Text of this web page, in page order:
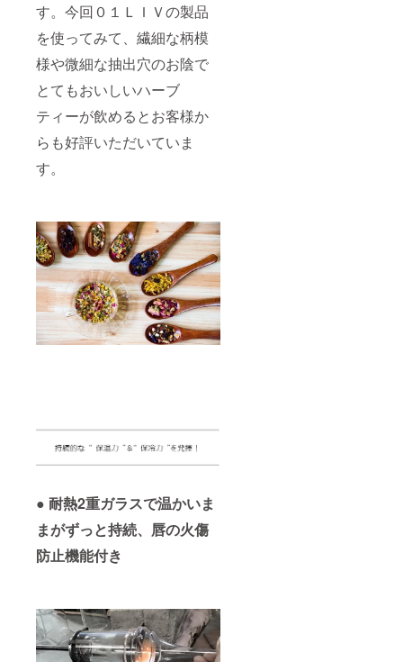
す。今回０１ＬＩＶの製品
を使ってみて、繊細な柄模
様や微細な抽出穴のお陰で
とてもおいしいハーブ
ティーが飲めるとお客様か
らも好評いただいていま
す。
● 耐熱2重ガラスで温かいま
まがずっと持続、唇の火傷
防止機能付き